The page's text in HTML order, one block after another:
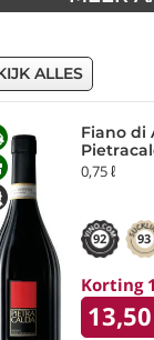
ALLES
Fiano di
Gregorio
0,75 ℓ
92 93
Korting
13,50